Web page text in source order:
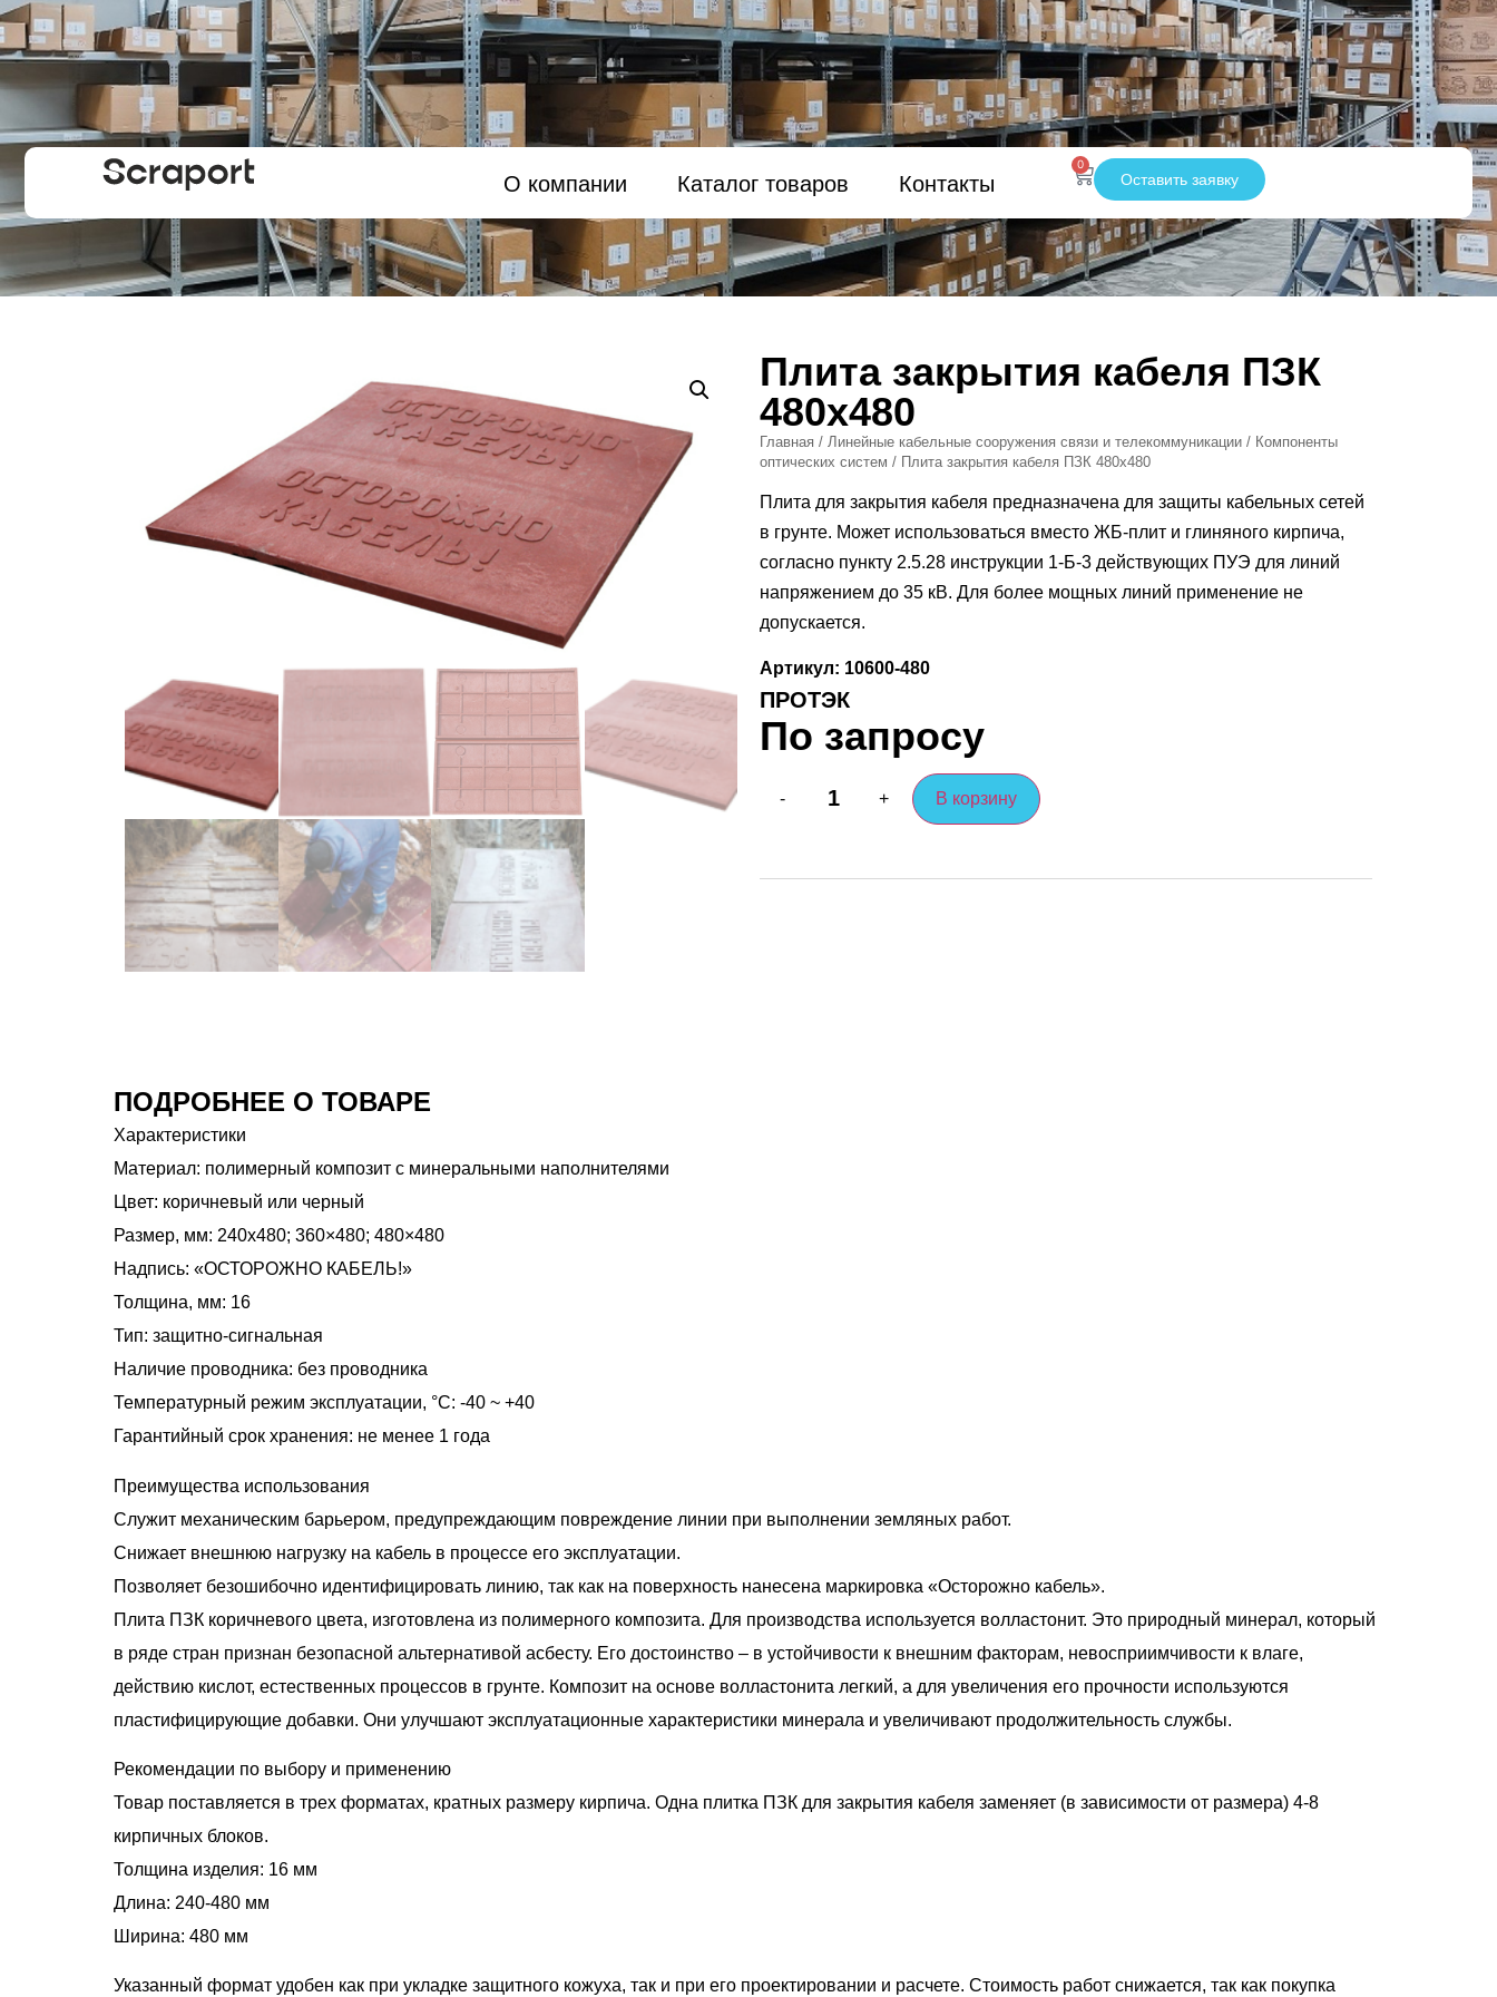
О компании Каталог товаров Контакты
0
Оставить заявку
Плита закрытия кабеля ПЗК
480х480
Главная / Линейные кабельные сооружения связи и телекоммуникации / Компоненты
оптических систем / Плита закрытия кабеля ПЗК 480х480
Плита для закрытия кабеля предназначена для защиты кабельных сетей
в грунте. Может использоваться вместо ЖБ-плит и глиняного кирпича,
согласно пункту 2.5.28 инструкции 1-Б-3 действующих ПУЭ для линий
напряжением до 35 кВ. Для более мощных линий применение не
допускается.
Артикул: 10600-480
ПРОТЭК
По запросу
- + В корзину
ПОДРОБНЕЕ О ТОВАРЕ
Характеристики
Материал: полимерный композит с минеральными наполнителями
Цвет: коричневый или черный
Размер, мм: 240х480; 360×480; 480×480
Надпись: «ОСТОРОЖНО КАБЕЛЬ!»
Толщина, мм: 16
Тип: защитно-сигнальная
Наличие проводника: без проводника
Температурный режим эксплуатации, °C: -40 ~ +40
Гарантийный срок хранения: не менее 1 года
Преимущества использования
Служит механическим барьером, предупреждающим повреждение линии при выполнении земляных работ.
Снижает внешнюю нагрузку на кабель в процессе его эксплуатации.
Позволяет безошибочно идентифицировать линию, так как на поверхность нанесена маркировка «Осторожно кабель».
Плита ПЗК коричневого цвета, изготовлена из полимерного композита. Для производства используется волластонит. Это природный минерал, который
в ряде стран признан безопасной альтернативой асбесту. Его достоинство – в устойчивости к внешним факторам, невосприимчивости к влаге,
действию кислот, естественных процессов в грунте. Композит на основе волластонита легкий, а для увеличения его прочности используются
пластифицирующие добавки. Они улучшают эксплуатационные характеристики минерала и увеличивают продолжительность службы.
Рекомендации по выбору и применению
Товар поставляется в трех форматах, кратных размеру кирпича. Одна плитка ПЗК для закрытия кабеля заменяет (в зависимости от размера) 4-8
кирпичных блоков.
Толщина изделия: 16 мм
Длина: 240-480 мм
Ширина: 480 мм
Указанный формат удобен как при укладке защитного кожуха, так и при его проектировании и расчете. Стоимость работ снижается, так как покупка